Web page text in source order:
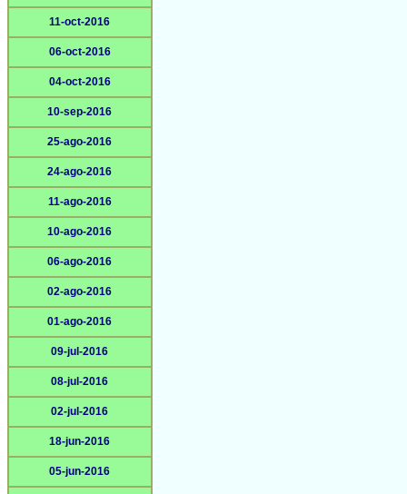
11-oct-2016
06-oct-2016
04-oct-2016
10-sep-2016
25-ago-2016
24-ago-2016
11-ago-2016
10-ago-2016
06-ago-2016
02-ago-2016
01-ago-2016
09-jul-2016
08-jul-2016
02-jul-2016
18-jun-2016
05-jun-2016